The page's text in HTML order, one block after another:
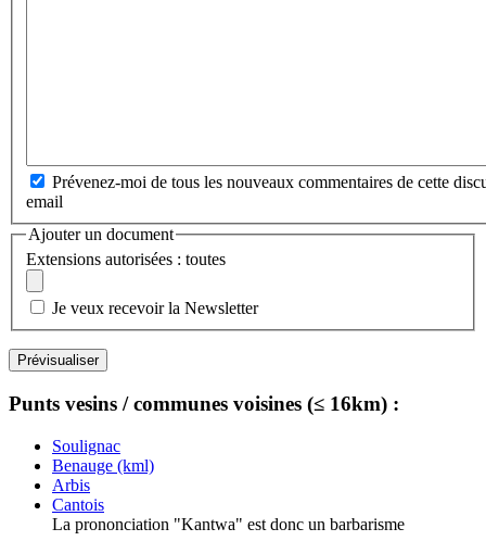
Prévenez-moi de tous les nouveaux commentaires de cette
email
Ajouter un document
Extensions autorisées : toutes
Je veux recevoir la Newsletter
Punts vesins / communes voisines (≤ 16km) :
Soulignac
Benauge (kml)
Arbis
Cantois
La prononciation "Kantwa" est donc un barbarisme